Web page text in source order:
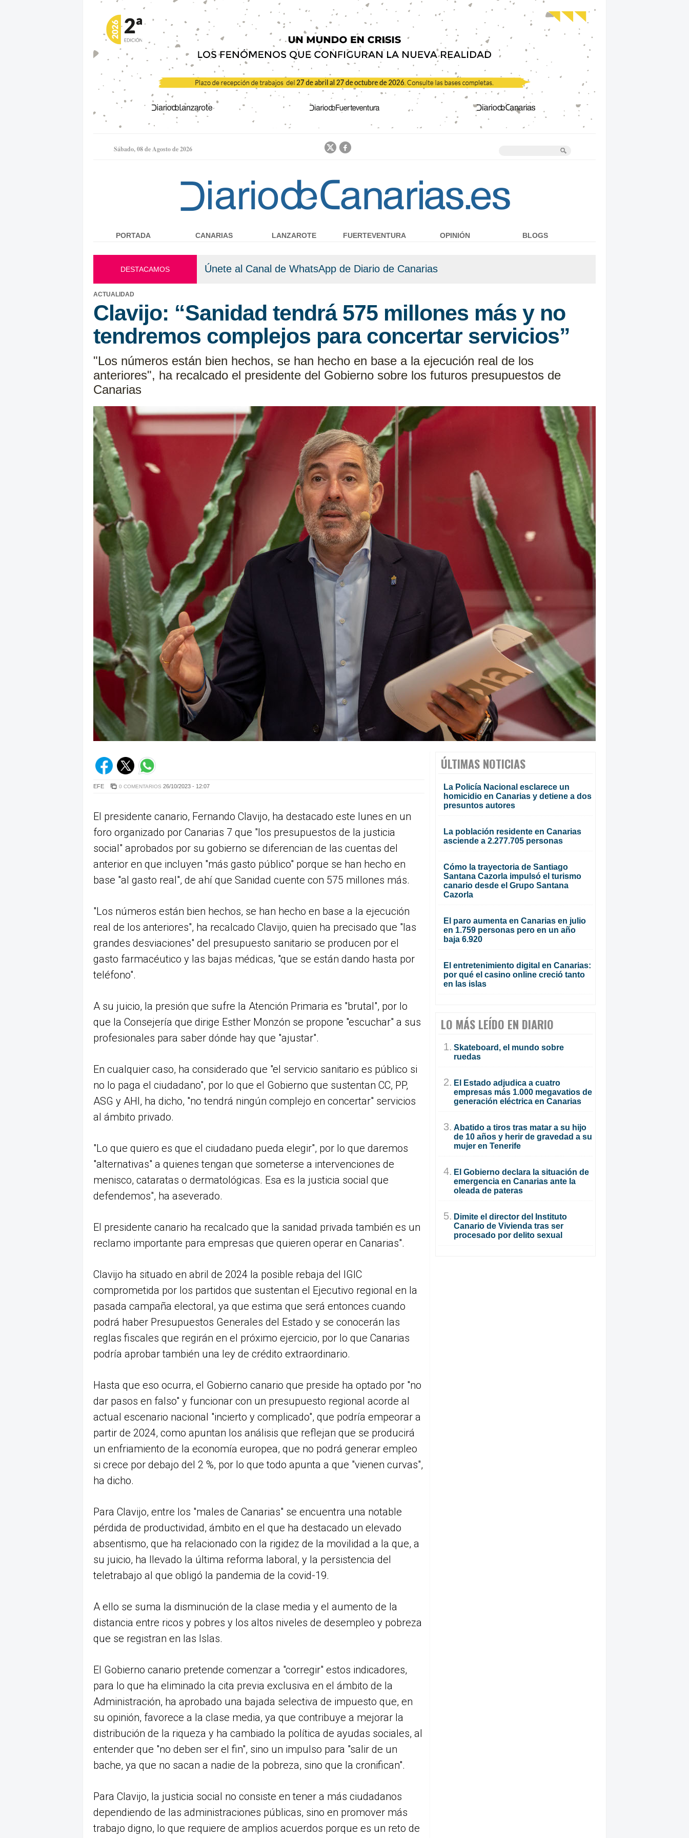
Jump to navigation
Sábado, 08 de Agosto de 2026
DESTACAMOS Únete al Canal de WhatsApp de Diario de Canarias
ACTUALIDAD
Clavijo: “Sanidad tendrá 575 millones más y no
tendremos complejos para concertar servicios”
"Los números están bien hechos, se han hecho en base a la ejecución real de los
anteriores", ha recalcado el presidente del Gobierno sobre los futuros presupuestos de
Canarias
EFE 0 COMENTARIOS 26/10/2023 - 12:07
El presidente canario, Fernando Clavijo, ha destacado este lunes en un
foro organizado por Canarias 7 que "los presupuestos de la justicia
social" aprobados por su gobierno se diferencian de las cuentas del
anterior en que incluyen "más gasto público" porque se han hecho en
base "al gasto real", de ahí que Sanidad cuente con 575 millones más.
"Los números están bien hechos, se han hecho en base a la ejecución
real de los anteriores", ha recalcado Clavijo, quien ha precisado que "las
grandes desviaciones" del presupuesto sanitario se producen por el
gasto farmacéutico y las bajas médicas, "que se están dando hasta por
teléfono".
A su juicio, la presión que sufre la Atención Primaria es "brutal", por lo
que la Consejería que dirige Esther Monzón se propone "escuchar" a sus
profesionales para saber dónde hay que "ajustar".
En cualquier caso, ha considerado que "el servicio sanitario es público si
no lo paga el ciudadano", por lo que el Gobierno que sustentan CC, PP,
ASG y AHI, ha dicho, "no tendrá ningún complejo en concertar" servicios
al ámbito privado.
"Lo que quiero es que el ciudadano pueda elegir", por lo que daremos
"alternativas" a quienes tengan que someterse a intervenciones de
menisco, cataratas o dermatológicas. Esa es la justicia social que
defendemos", ha aseverado.
El presidente canario ha recalcado que la sanidad privada también es un
reclamo importante para empresas que quieren operar en Canarias".
Clavijo ha situado en abril de 2024 la posible rebaja del IGIC
comprometida por los partidos que sustentan el Ejecutivo regional en la
pasada campaña electoral, ya que estima que será entonces cuando
podrá haber Presupuestos Generales del Estado y se conocerán las
reglas fiscales que regirán en el próximo ejercicio, por lo que Canarias
podría aprobar también una ley de crédito extraordinario.
Hasta que eso ocurra, el Gobierno canario que preside ha optado por "no
dar pasos en falso" y funcionar con un presupuesto regional acorde al
actual escenario nacional "incierto y complicado", que podría empeorar a
partir de 2024, como apuntan los análisis que reflejan que se producirá
un enfriamiento de la economía europea, que no podrá generar empleo
si crece por debajo del 2 %, por lo que todo apunta a que "vienen curvas",
ha dicho.
Para Clavijo, entre los "males de Canarias" se encuentra una notable
pérdida de productividad, ámbito en el que ha destacado un elevado
absentismo, que ha relacionado con la rigidez de la movilidad a la que, a
su juicio, ha llevado la última reforma laboral, y la persistencia del
teletrabajo al que obligó la pandemia de la covid-19.
A ello se suma la disminución de la clase media y el aumento de la
distancia entre ricos y pobres y los altos niveles de desempleo y pobreza
que se registran en las Islas.
El Gobierno canario pretende comenzar a "corregir" estos indicadores,
para lo que ha eliminado la cita previa exclusiva en el ámbito de la
Administración, ha aprobado una bajada selectiva de impuesto que, en
su opinión, favorece a la clase media, ya que contribuye a mejorar la
distribución de la riqueza y ha cambiado la política de ayudas sociales, al
entender que "no deben ser el fin", sino un impulso para "salir de un
bache, ya que no sacan a nadie de la pobreza, sino que la cronifican".
Para Clavijo, la justicia social no consiste en tener a más ciudadanos
dependiendo de las administraciones públicas, sino en promover más
trabajo digno, lo que requiere de amplios acuerdos porque es un reto de
PORTADA CANARIAS LANZAROTE FUERTEVENTURA OPINIÓN BLOGS
ÚLTIMAS NOTICIAS
La Policía Nacional esclarece un
homicidio en Canarias y detiene a dos
presuntos autores
La población residente en Canarias
asciende a 2.277.705 personas
Cómo la trayectoria de Santiago
Santana Cazorla impulsó el turismo
canario desde el Grupo Santana
Cazorla
El paro aumenta en Canarias en julio
en 1.759 personas pero en un año
baja 6.920
El entretenimiento digital en Canarias:
por qué el casino online creció tanto
en las islas
LO MÁS LEÍDO EN DIARIO
1. Skateboard, el mundo sobre
ruedas
2. El Estado adjudica a cuatro
empresas más 1.000 megavatios de
generación eléctrica en Canarias
3. Abatido a tiros tras matar a su hijo
de 10 años y herir de gravedad a su
mujer en Tenerife
4. El Gobierno declara la situación de
emergencia en Canarias ante la
oleada de pateras
5. Dimite el director del Instituto
Canario de Vivienda tras ser
procesado por delito sexual